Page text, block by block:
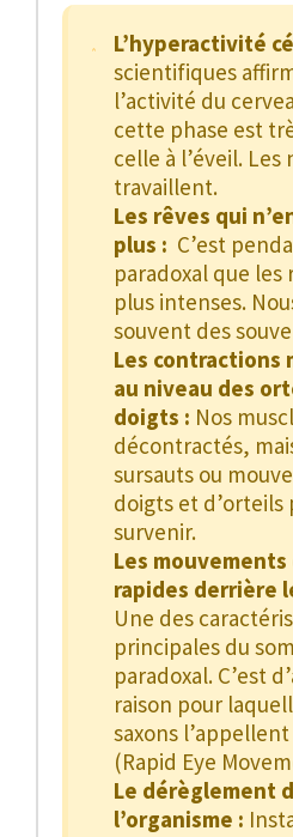
L’hyperactivité
scientifiques
l’activité du
cette phase est
celle à l’éveil. Les
travaillent.
Les rêves qui
plus : C’est
paradoxal que les
plus intenses.
souvent des
Les contractions
au niveau des
doigts : Nos
décontractés,
sursauts ou
doigts et d’orteils
survenir.
Les
rapides derrière
Une des
principales du
paradoxal. C’est
raison pour
saxons
(Rapid Eye
Le dérèglement
l’organisme :